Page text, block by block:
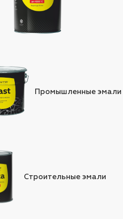
Промышленные эмали
Строительные эмали